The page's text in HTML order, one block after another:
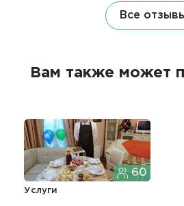
Все
Вам также может
60
Услуги